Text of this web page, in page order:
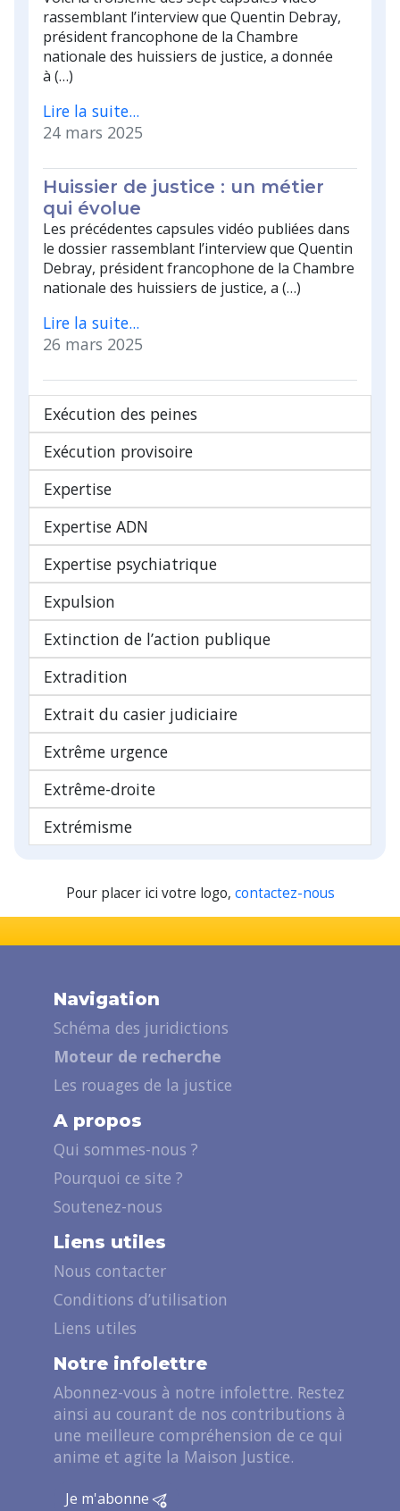
rassemblant l’interview que Quentin Debray,
président francophone de la Chambre
nationale des huissiers de justice, a donnée
à (…)
Lire la suite...
24 mars 2025
Huissier de justice : un métier
qui évolue
Les précédentes capsules vidéo publiées dans
le dossier rassemblant l’interview que Quentin
Debray, président francophone de la Chambre
nationale des huissiers de justice, a (…)
Lire la suite...
26 mars 2025
Exécution des peines
Exécution provisoire
Expertise
Expertise ADN
Expertise psychiatrique
Expulsion
Extinction de l’action publique
Extradition
Extrait du casier judiciaire
Extrême urgence
Extrême-droite
Extrémisme
Pour placer ici votre logo, contactez-nous
Navigation
Schéma des juridictions
Moteur de recherche
Les rouages de la justice
A propos
Qui sommes-nous ?
Pourquoi ce site ?
Soutenez-nous
Liens utiles
Nous contacter
Conditions d’utilisation
Liens utiles
Notre infolettre
Abonnez-vous à notre infolettre. Restez
ainsi au courant de nos contributions à
une meilleure compréhension de ce qui
anime et agite la Maison Justice.
Je m'abonne